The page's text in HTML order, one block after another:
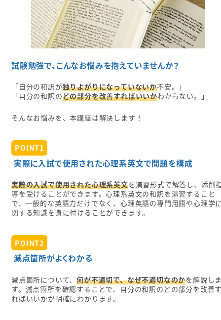
試験勉強で、こんなお悩みを抱えていませんか？
「自分の和訳が独りよがりになっていないか不安。」
「自分の和訳のどの部分を改善すればいいかわからない。」
そんなお悩みを、本講座は解決します！
POINT1
実際に入試で使用された心理系英文で問題を構成
実際の入試で使用された心理系英文を演習形式で解答し、添削
導を受けることができます。心理系英文の和訳を演習すること
で、一般的な英語力だけでなく、心理英語の専門用語や心理学
関する知識を身に付けることができます。
POINT2
減点箇所がよくわかる
減点箇所について、何が不適切で、なぜ不適切なのかを解説し
す。減点箇所を確認することで、自分の和訳のどの部分を改善
ればいいかが明確にわかります。